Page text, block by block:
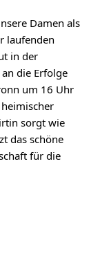
Damen als
laufenden
in der
die Erfolge
um 16 Uhr
sorgt wie
das schöne
für die